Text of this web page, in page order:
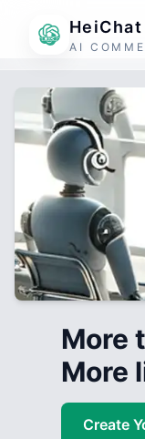
HeiChat
AI
More
More
Create